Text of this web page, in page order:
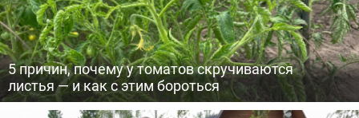
5 причин, почему у томатов скручиваются
листья — и как с этим бороться